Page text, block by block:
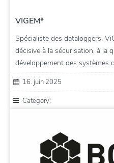
VIGEM*
Spécialiste des dataloggers,
décisive à la sécurisation, à la
développement des systèmes
16. juin 2025
Category: